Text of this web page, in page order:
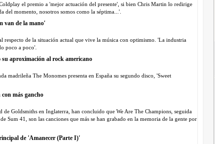
el premio a 'mejor actuación del presente', si bien Chris Martin lo redirige
del momento, nosotros somos como la séptima...'.
van de la mano'
respecto de la situación actual que vive la música con optimismo. 'La industria
poco a poco'.
aproximación al rock americano
madrileña The Monomes presenta en España su segundo disco, 'Sweet
más gancho
de Goldsmiths en Inglaterra, han concluido que We Are The Champions, seguida
Sum 41, son las canciones que más se han grabado en la memoria de la gente por
de 'Amanecer (Parte I)'